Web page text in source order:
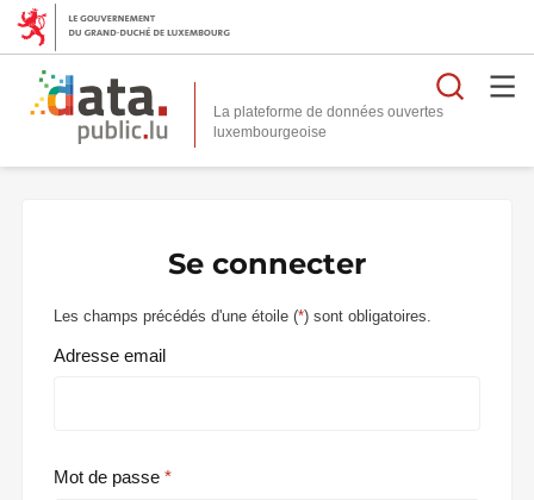
La plateforme de données ouvertes
Se connecter
Les champs précédés d'une étoile (*) sont obligatoires.
Adresse email
Mot de passe